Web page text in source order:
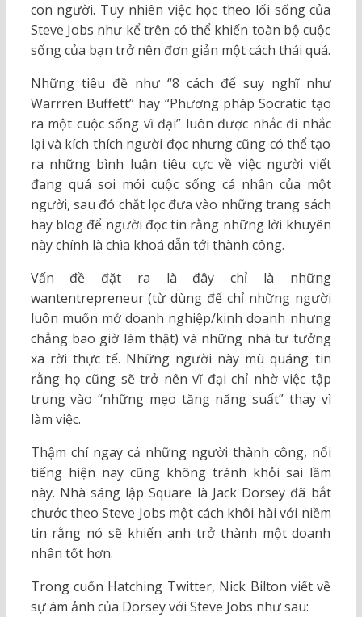
con người. Tuy nhiên việc học theo lối sống của
Steve Jobs như kể trên có thể khiến toàn bộ cuộc
sống của bạn trở nên đơn giản một cách thái quá.
Những tiêu đề như “8 cách để suy nghĩ như
Warrren Buffett” hay “Phương pháp Socratic tạo
ra một cuộc sống vĩ đại” luôn được nhắc đi nhắc
lại và kích thích người đọc nhưng cũng có thể tạo
ra những bình luận tiêu cực về việc người viết
đang quá soi mói cuộc sống cá nhân của một
người, sau đó chắt lọc đưa vào những trang sách
hay blog để người đọc tin rằng những lời khuyên
này chính là chìa khoá dẫn tới thành công.
Vấn đề đặt ra là đây chỉ là những
wantentrepreneur (từ dùng để chỉ những người
luôn muốn mở doanh nghiệp/kinh doanh nhưng
chẳng bao giờ làm thật) và những nhà tư tưởng
xa rời thực tế. Những người này mù quáng tin
rằng họ cũng sẽ trở nên vĩ đại chỉ nhờ việc tập
trung vào “những mẹo tăng năng suất” thay vì
làm việc.
Thậm chí ngay cả những người thành công, nổi
tiếng hiện nay cũng không tránh khỏi sai lầm
này. Nhà sáng lập Square là Jack Dorsey đã bắt
chước theo Steve Jobs một cách khôi hài với niềm
tin rằng nó sẽ khiến anh trở thành một doanh
nhân tốt hơn.
Trong cuốn Hatching Twitter, Nick Bilton viết về
sự ám ảnh của Dorsey với Steve Jobs như sau: